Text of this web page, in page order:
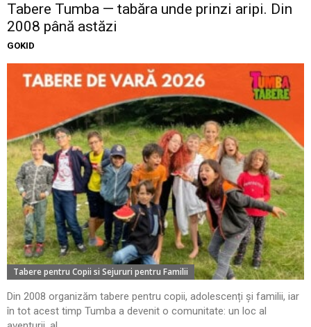
Tabere Tumba — tabăra unde prinzi aripi. Din
2008 până astăzi
GOKID
Tabere pentru Copii si Sejururi pentru Familii
Din 2008 organizăm tabere pentru copii, adolescenți și familii, iar
în tot acest timp Tumba a devenit o comunitate: un loc al